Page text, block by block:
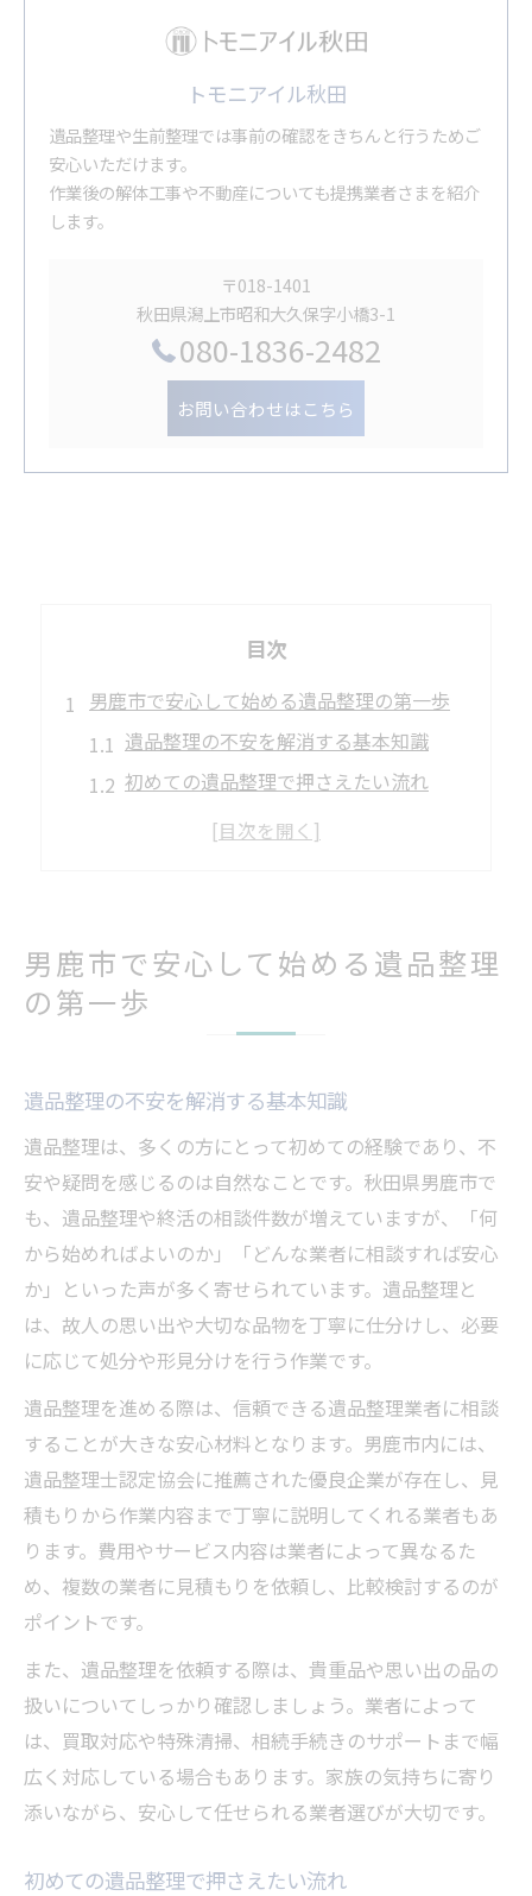
トモニアイル秋田
遺品整理や生前整理では事前の確認をきちんと行うためご
安心いただけます。
作業後の解体工事や不動産についても提携業者さまを紹介
します。
〒018-1401
秋田県潟上市昭和大久保字小橋3-1
080-1836-2482
お問い合わせはこちら
目次
男鹿市で安心して始める遺品整理の第一歩
遺品整理の不安を解消する基本知識
初めての遺品整理で押さえたい流れ
遺品整理を安心して始める準備とは
遺品整理を秋田県男鹿市で進めるポイント
遺品整理業者選びで大切な比較基準
遺品整理の見積もりと料金の確認方法
遺品整理における無料相談の活用方法
遺品整理で大切な思い出の品の扱い方
終活を見据えた遺品整理の進め方ガイド
終活と遺品整理の関係性を理解する
エンディングノートと遺品整理の実践法
遺品整理を生前整理と併せて進める方法
遺品整理の相続準備と必要書類について
遺品整理の不安を解消する相談方法とは
遺品整理の相談先と専門家の選び方
無料相談サービス活用のポイント
遺品整理に強いカウンセラーの特徴
遺品整理に関する公的窓口の利用法
オンラインで遺品整理を相談する利点
大切な品物を尊重する遺品整理の心得
遺品整理で故人の想いを大切にする方法
遺品整理時の供養や思い出の守り方
遺品整理で買取可能な品を把握する
遺品整理で見落としがちな注意点
遺品整理における処分と保存の基準
男鹿市で安心して始める遺品整理
の第一歩
遺品整理の不安を解消する基本知識
遺品整理は、多くの方にとって初めての経験であり、不
安や疑問を感じるのは自然なことです。秋田県男鹿市で
も、遺品整理や終活の相談件数が増えていますが、「何
から始めればよいのか」「どんな業者に相談すれば安心
か」といった声が多く寄せられています。遺品整理と
は、故人の思い出や大切な品物を丁寧に仕分けし、必要
に応じて処分や形見分けを行う作業です。
遺品整理を進める際は、信頼できる遺品整理業者に相談
することが大きな安心材料となります。男鹿市内には、
遺品整理士認定協会に推薦された優良企業が存在し、見
積もりから作業内容まで丁寧に説明してくれる業者もあ
ります。費用やサービス内容は業者によって異なるた
め、複数の業者に見積もりを依頼し、比較検討するのが
ポイントです。
また、遺品整理を依頼する際は、貴重品や思い出の品の
扱いについてしっかり確認しましょう。業者によって
は、買取対応や特殊清掃、相続手続きのサポートまで幅
広く対応している場合もあります。家族の気持ちに寄り
添いながら、安心して任せられる業者選びが大切です。
初めての遺品整理で押さえたい流れ